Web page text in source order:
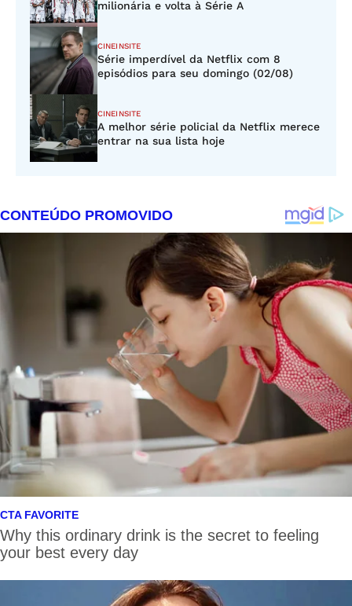
milionária e volta à Série A
CINEINSITE
Série imperdível da Netflix com 8
episódios para seu domingo (02/08)
CINEINSITE
A melhor série policial da Netflix merece
entrar na sua lista hoje